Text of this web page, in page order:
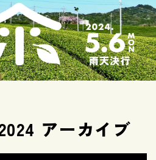
アーカイブ